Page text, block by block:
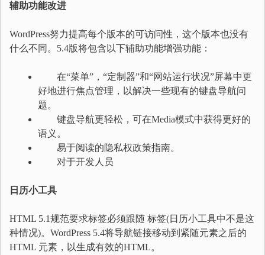
辅助功能改进
WordPress努力提高每个版本的可访问性，这个版本也没有
什么不同。5.4版将包含以下辅助功能增强功能：
在“菜单”，“定制器”和“网站运行状况”屏幕中更
好地进行焦点管理，以解决一些现有的键盘导航问
题。
键盘导航更轻松，可在Media模式中获得更好的
语义。
易于阅读的隐私权政策指南。
对于开发人员
日历小工具
HTML 5.1规范要求标签必须跟随 标签(日历小工具中不是这
种情况)。WordPress 5.4将导航链接移动到紧随元素之后的
HTML 元素，以生成有效的HTML。